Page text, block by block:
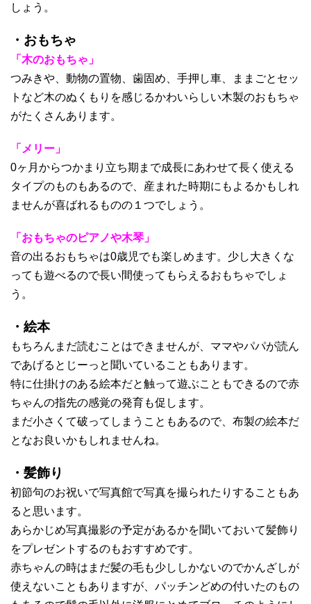
しょう。
・おもちゃ
「木のおもちゃ」
つみきや、動物の置物、歯固め、手押し車、ままごとセッ
トなど木のぬくもりを感じるかわいらしい木製のおもちゃ
がたくさんあります。
「メリー」
0ヶ月からつかまり立ち期まで成長にあわせて長く使える
タイプのものもあるので、産まれた時期にもよるかもしれ
ませんが喜ばれるものの１つでしょう。
「おもちゃのピアノや木琴」
音の出るおもちゃは0歳児でも楽しめます。少し大きくな
っても遊べるので長い間使ってもらえるおもちゃでしょ
う。
・絵本
もちろんまだ読むことはできませんが、ママやパパが読ん
であげるとじーっと聞いていることもあります。
特に仕掛けのある絵本だと触って遊ぶこともできるので赤
ちゃんの指先の感覚の発育も促します。
まだ小さくて破ってしまうこともあるので、布製の絵本だ
となお良いかもしれませんね。
・髪飾り
初節句のお祝いで写真館で写真を撮られたりすることもあ
ると思います。
あらかじめ写真撮影の予定があるかを聞いておいて髪飾り
をプレゼントするのもおすすめです。
赤ちゃんの時はまだ髪の毛も少ししかないのでかんざしが
使えないこともありますが、パッチンどめの付いたのもの